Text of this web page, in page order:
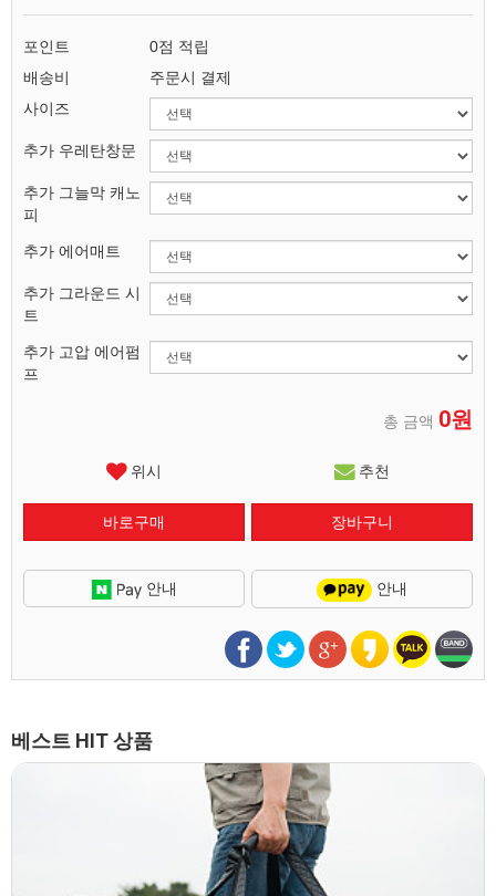
포인트
0점 적립
배송비
주문시 결제
사이즈
추가 우레탄창문
추가 그늘막 캐노
피
추가 에어매트
추가 그라운드 시
트
추가 고압 에어펌
프
총 금액 0원
위시 추천
안내 안내
베스트 HIT 상품